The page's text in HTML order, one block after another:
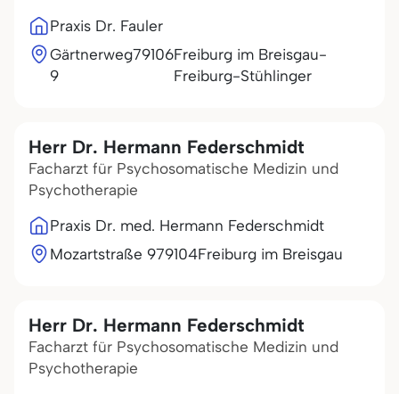
Praxis Dr. Fauler
Gärtnerweg
9
79106Freiburg im Breisgau-
Freiburg-Stühlinger
Herr Dr. Hermann Federschmidt
Facharzt für Psychosomatische Medizin und
Psychotherapie
Praxis Dr. med. Hermann Federschmidt
Mozartstraße 979104Freiburg im Breisgau
Herr Dr. Hermann Federschmidt
Facharzt für Psychosomatische Medizin und
Psychotherapie